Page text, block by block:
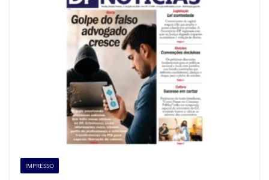
IMPRESSO